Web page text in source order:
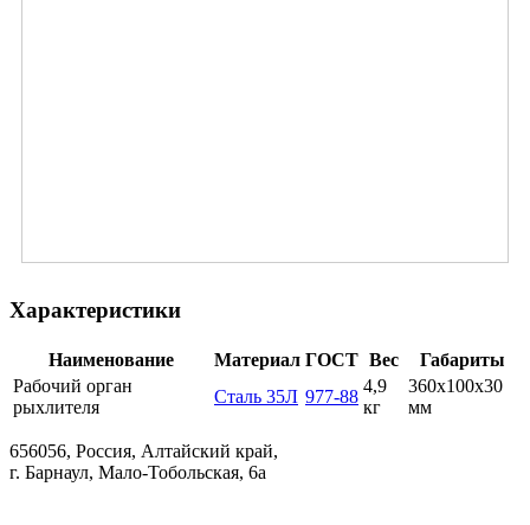
Характеристики
Наименование Материал ГОСТ Вес
Габариты
Рабочий орган
рыхлителя
Сталь 35Л 977-88
4,9
кг
360х100х30
мм
656056, Россия, Алтайский край,
г. Барнаул, Мало-Тобольская, 6а